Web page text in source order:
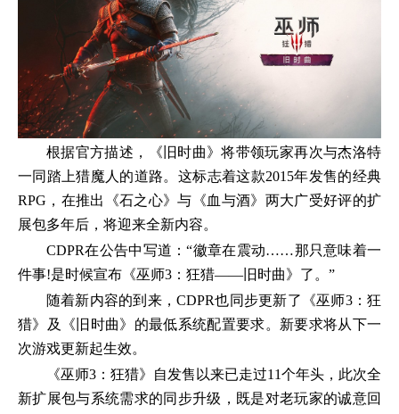
根据官方描述，《旧时曲》将带领玩家再次与杰洛特
一同踏上猎魔人的道路。这标志着这款2015年发售的经典
RPG，在推出《石之心》与《血与酒》两大广受好评的扩
展包多年后，将迎来全新内容。
CDPR在公告中写道：“徽章在震动……那只意味着一
件事!是时候宣布《巫师3：狂猎——旧时曲》了。”
随着新内容的到来，CDPR也同步更新了《巫师3：狂
猎》及《旧时曲》的最低系统配置要求。新要求将从下一
次游戏更新起生效。
《巫师3：狂猎》自发售以来已走过11个年头，此次全
新扩展包与系统需求的同步升级，既是对老玩家的诚意回